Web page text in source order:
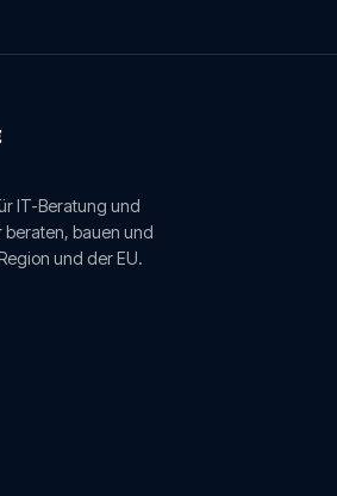
IT-Beratung und
bauen und
und der EU.